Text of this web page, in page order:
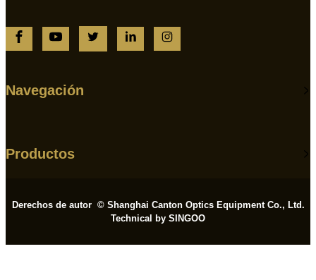
Navegación
Productos
Derechos de autor © Shanghai Canton Optics Equipment Co., Ltd.
Technical by SINGOO